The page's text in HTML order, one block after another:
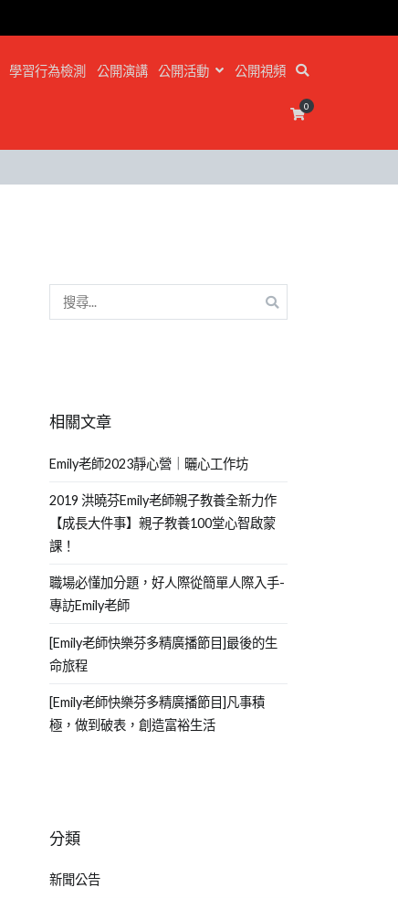
學習行為檢測 公開演講 公開活動 公開視頻
0
相關文章
Emily老師2023靜心營｜曬心工作坊
2019 洪曉芬Emily老師親子教養全新力作
【成長大件事】親子教養100堂心智啟蒙
課！
職場必懂加分題，好人際從簡單人際入手-
專訪Emily老師
[Emily老師快樂芬多精廣播節目]最後的生
命旅程
[Emily老師快樂芬多精廣播節目]凡事積
極，做到破表，創造富裕生活
分類
新聞公告